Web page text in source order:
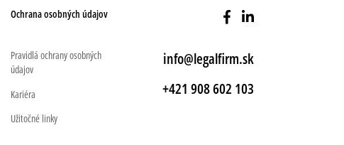
Ochrana osobných údajov
Pravidlá ochrany osobných
údajov
Kariéra
Užitočné linky
info@legalfirm.sk
+421 908 602 103